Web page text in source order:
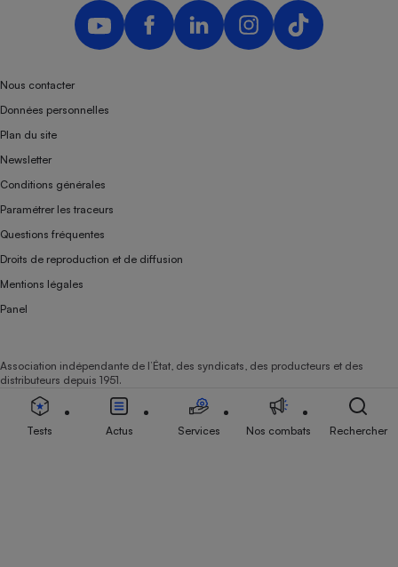
Nous contacter
Données personnelles
Plan du site
Newsletter
Conditions générales
Paramétrer les traceurs
Questions fréquentes
Droits de reproduction et de diffusion
Mentions légales
Panel
Association indépendante de l’État, des syndicats, des producteurs et des
distributeurs depuis 1951.
Tests Actus Services Nos combats Rechercher